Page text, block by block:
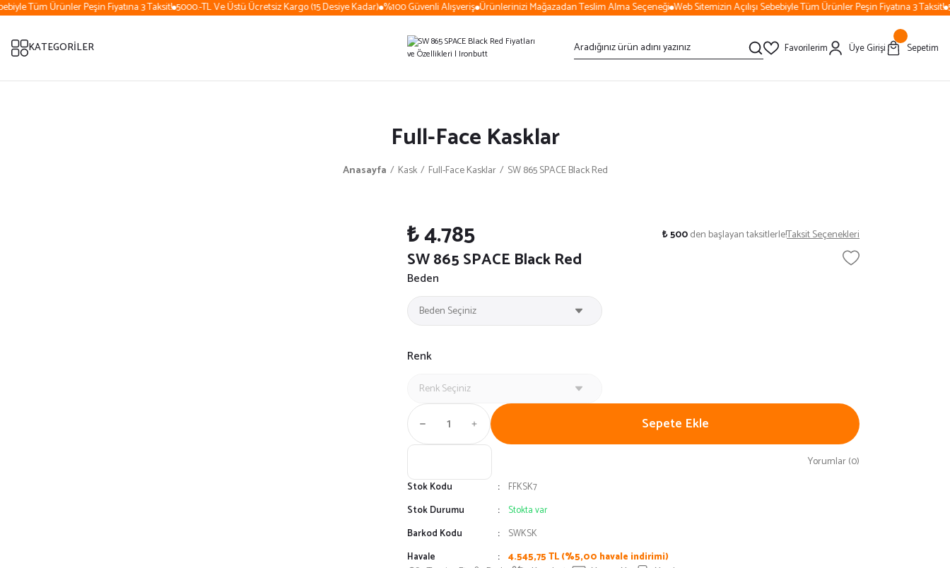
Tüm Ürünler Peşin Fiyatına 3 Taksit! 5000.-TL Ve Üstü Ücretsiz Kargo (15 Desiye Kadar) %100 Güvenli Alışveriş Ürünlerinizi Mağazadan Teslim Alma Seçeneği Web Sitemizin Açılışı Sebebiyle Tüm Ürünler Peşin Fiyatına 3 Taksit!
KATEGORİLER Favorilerim Üye Girişi Sepetim
Full-Face Kasklar
Anasayfa Kask Full-Face Kasklar SW 865 SPACE Black Red
Yorumlar (0)
SW 865 SPACE Black Red
₺ 4.785 ₺ 500den başlayan taksitlerle!Taksit Seçenekleri
Stok Kodu
FFKSK7
Stok Durumu
Stokta var
Barkod Kodu
SWKSK
Havale
4.545,75 TL (%5,00 havale indirimi)
Beden
Renk
Sepete Ekle